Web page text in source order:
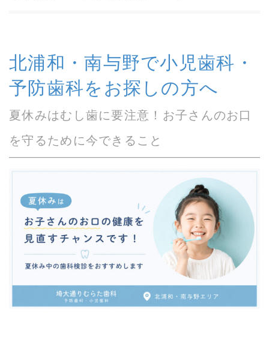
北浦和・南与野で小児歯科・
予防歯科をお探しの方へ
夏休みはむし歯に要注意！お子さんのお口
を守るために今できること